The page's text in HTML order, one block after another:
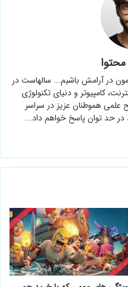
محتوا
در آرامش باشیم... سالهاست در
کامپیوتر و دنیای تکنولوژی
هموطنان عزیز در سراسر
حد توان پاسخ خواهم داد...